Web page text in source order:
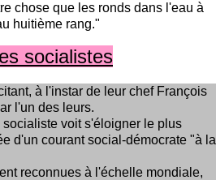
chose que les ronds dans l'eau à
huitième rang."
socialistes
à l'instar de leur chef François
l'un des leurs.
voit s'éloigner le plus
d'un courant social-démocrate "à la
reconnues à l'échelle mondiale,